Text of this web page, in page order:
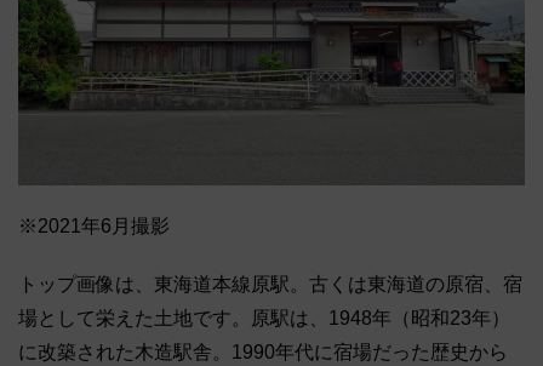
※2021年6月撮影
トップ画像は、東海道本線原駅。古くは東海道の原宿、宿
場として栄えた土地です。原駅は、1948年（昭和23年）
に改築された木造駅舎。1990年代に宿場だった歴史から